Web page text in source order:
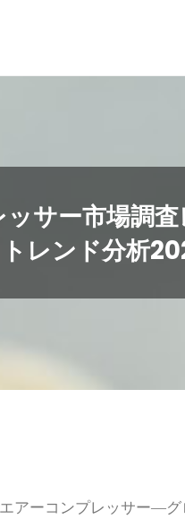
サー市場調
トレンド分析
エアーコンプレッサー―